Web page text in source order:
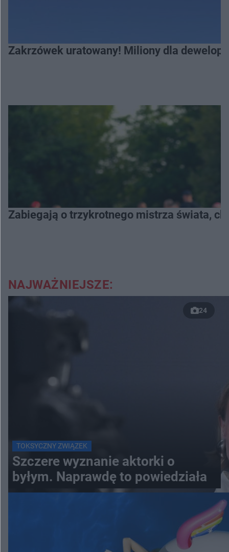
Zakrzówek uratowany! Miliony dla
Zabiegają o trzykrotnego mistrza świata,
NAJWAŻNIEJSZE:
24
TOKSYCZNY ZWIĄZEK
Szczere wyznanie aktorki o
byłym. Naprawdę to powiedziała